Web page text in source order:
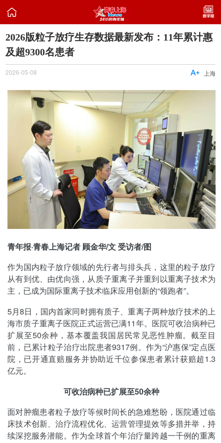

2026版粒子放疗生存数据最新发布：11年累计惠
及超9300名患者
2026-05-08 上海

青年报·青春上海记者 顾金华/文 受访者/图
作为国内粒子放疗领域的先行者与排头兵，这里的粒子放疗
从有到优、由优向强，从质子重离子并重到以重离子技术为
主，已成为国际重离子技术临床应用创新的“领跑者”。
5月8日，国内首家同时拥有质子、重离子两种放疗技术的上
海市质子重离子医院正式运营已满11年。医院可收治病种已
扩展至50余种，基本覆盖我国居民常见恶性肿瘤。截至目
前，已累计粒子治疗出院患者9317例。作为“沪惠保”定点医
院，已开通直赔服务并协助近千位参保患者累计获赔超1.3
亿元。
可收治病种已扩展至50余种
面对肿瘤患者粒子放疗等候时间长的急难愁盼，医院通过临
床技术创新、治疗流程优化、运营管理提效等多措并举，持
续深挖服务潜能。作为全球首个年治疗量跨越一千例的重离